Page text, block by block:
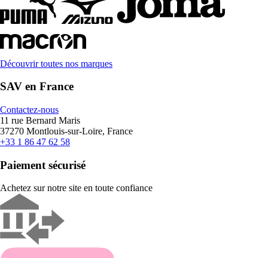
Découvrir toutes nos marques
SAV en France
Contactez-nous
11 rue Bernard Maris
37270 Montlouis-sur-Loire, France
+33 1 86 47 62 58
Paiement sécurisé
Achetez sur notre site en toute confiance